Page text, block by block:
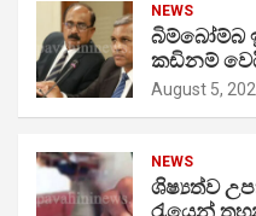
NEWS
බිම්බෝම්බ
කඩිනම්
August 5,
NEWS
ශිෂ්‍යත්ව
රැයෙන්